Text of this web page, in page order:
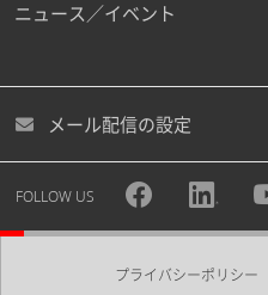
ニュース／イベント
メール配信の設定
FOLLOW US
プライバシーポリシー